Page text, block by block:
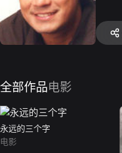
全部作品电影
永远的三个字
电影